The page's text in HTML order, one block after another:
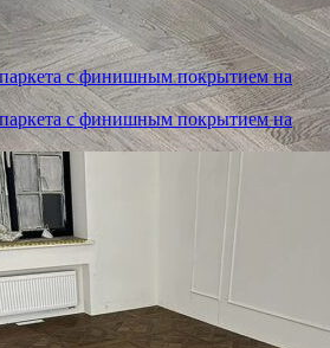
с мрамором и латунью